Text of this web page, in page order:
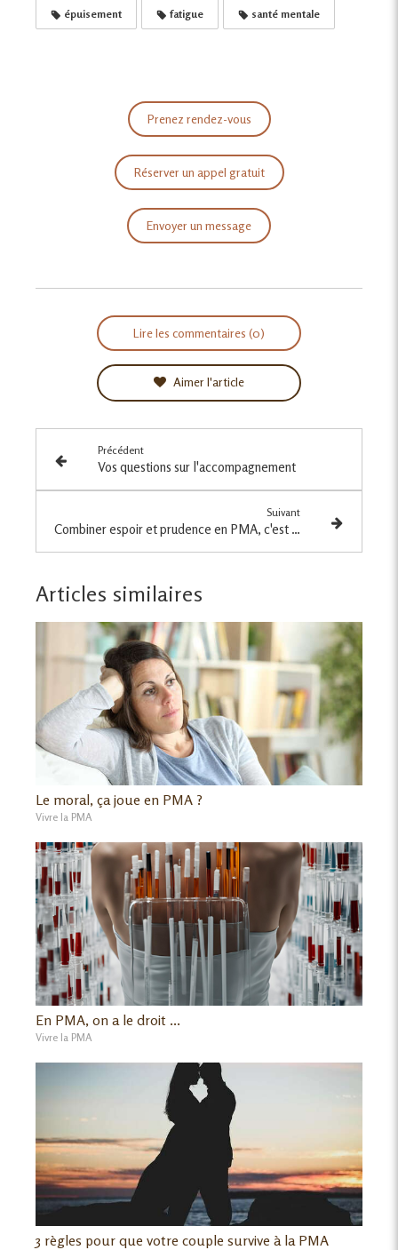
épuisement fatigue santé mentale
Prenez rendez-vous
Réserver un appel gratuit
Envoyer un message
Lire les commentaires (0)
Aimer l'article
Précédent
Vos questions sur l'accompagnement
Suivant
Combiner espoir et prudence en PMA, c'est impossible ! Sauf si...
Articles similaires
Le moral, ça joue en PMA ?
Vivre la PMA
En PMA, on a le droit ...
Vivre la PMA
3 règles pour que votre couple survive à la PMA